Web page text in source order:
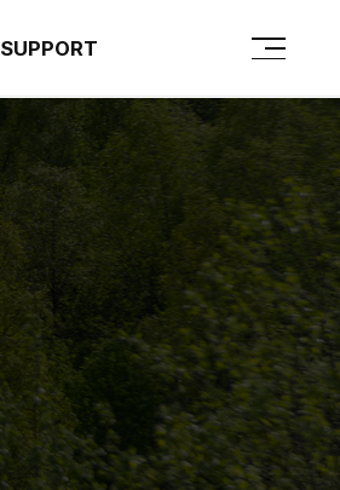
SUPPORT